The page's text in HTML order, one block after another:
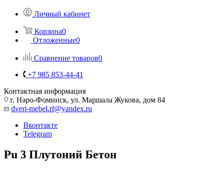
Личный кабинет
Корзина0
Отложенные0
Сравнение товаров0
+7 985 853-44-41
Контактная информация
г. Наро-Фоминск, ул. Маршала Жукова, дом 84
dveri-mebel.rf@yandex.ru
Вконтакте
Telegram
Pu 3 Плутоний Бетон